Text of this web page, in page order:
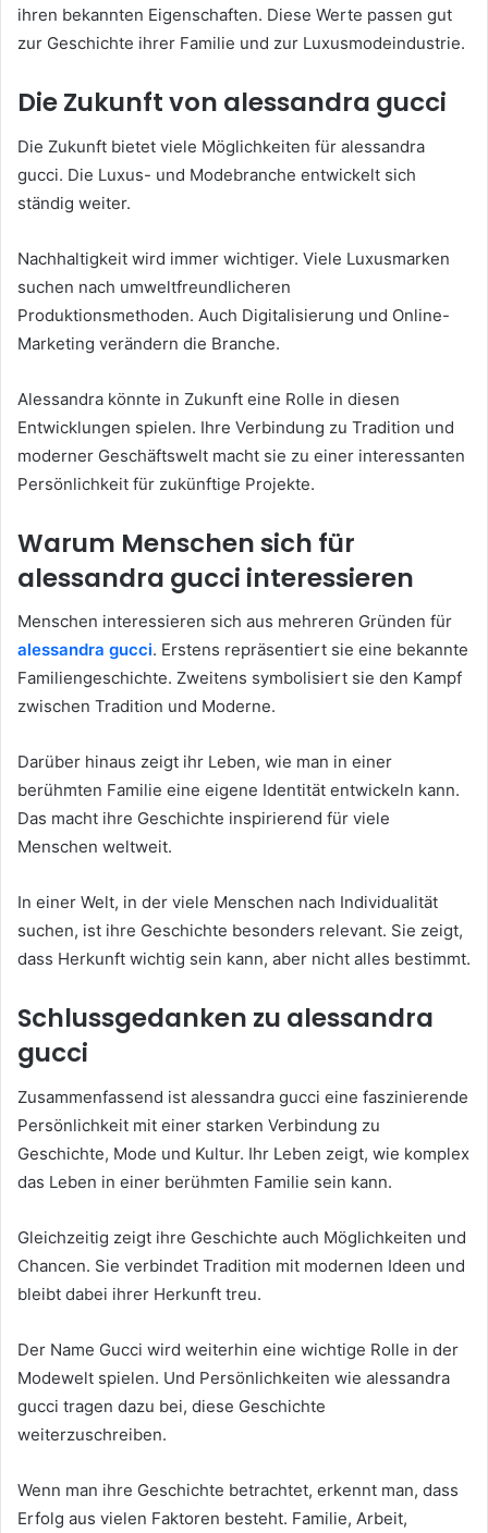
ihren bekannten Eigenschaften. Diese Werte passen gut
zur Geschichte ihrer Familie und zur Luxusmodeindustrie.
Die Zukunft von alessandra gucci
Die Zukunft bietet viele Möglichkeiten für alessandra
gucci. Die Luxus- und Modebranche entwickelt sich
ständig weiter.
Nachhaltigkeit wird immer wichtiger. Viele Luxusmarken
suchen nach umweltfreundlicheren
Produktionsmethoden. Auch Digitalisierung und Online-
Marketing verändern die Branche.
Alessandra könnte in Zukunft eine Rolle in diesen
Entwicklungen spielen. Ihre Verbindung zu Tradition und
moderner Geschäftswelt macht sie zu einer interessanten
Persönlichkeit für zukünftige Projekte.
Warum Menschen sich für
alessandra gucci interessieren
Menschen interessieren sich aus mehreren Gründen für
alessandra gucci. Erstens repräsentiert sie eine bekannte
Familiengeschichte. Zweitens symbolisiert sie den Kampf
zwischen Tradition und Moderne.
Darüber hinaus zeigt ihr Leben, wie man in einer
berühmten Familie eine eigene Identität entwickeln kann.
Das macht ihre Geschichte inspirierend für viele
Menschen weltweit.
In einer Welt, in der viele Menschen nach Individualität
suchen, ist ihre Geschichte besonders relevant. Sie zeigt,
dass Herkunft wichtig sein kann, aber nicht alles bestimmt.
Schlussgedanken zu alessandra
gucci
Zusammenfassend ist alessandra gucci eine faszinierende
Persönlichkeit mit einer starken Verbindung zu
Geschichte, Mode und Kultur. Ihr Leben zeigt, wie komplex
das Leben in einer berühmten Familie sein kann.
Gleichzeitig zeigt ihre Geschichte auch Möglichkeiten und
Chancen. Sie verbindet Tradition mit modernen Ideen und
bleibt dabei ihrer Herkunft treu.
Der Name Gucci wird weiterhin eine wichtige Rolle in der
Modewelt spielen. Und Persönlichkeiten wie alessandra
gucci tragen dazu bei, diese Geschichte
weiterzuschreiben.
Wenn man ihre Geschichte betrachtet, erkennt man, dass
Erfolg aus vielen Faktoren besteht. Familie, Arbeit,